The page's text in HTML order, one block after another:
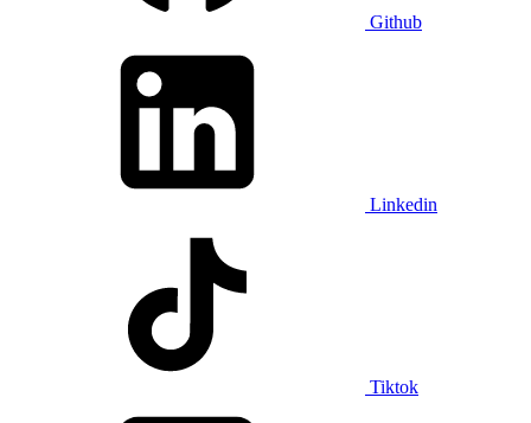
Github
Linkedin
Tiktok